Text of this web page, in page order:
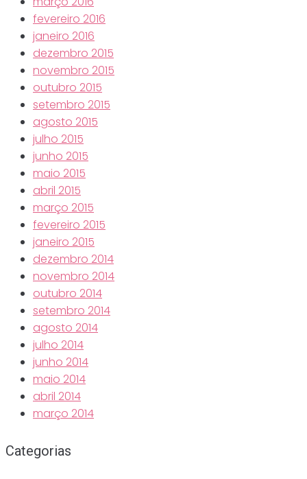
fevereiro 2016
janeiro 2016
dezembro 2015
novembro 2015
outubro 2015
setembro 2015
agosto 2015
julho 2015
junho 2015
maio 2015
abril 2015
março 2015
fevereiro 2015
janeiro 2015
dezembro 2014
novembro 2014
outubro 2014
setembro 2014
agosto 2014
julho 2014
junho 2014
maio 2014
abril 2014
março 2014
Categorias